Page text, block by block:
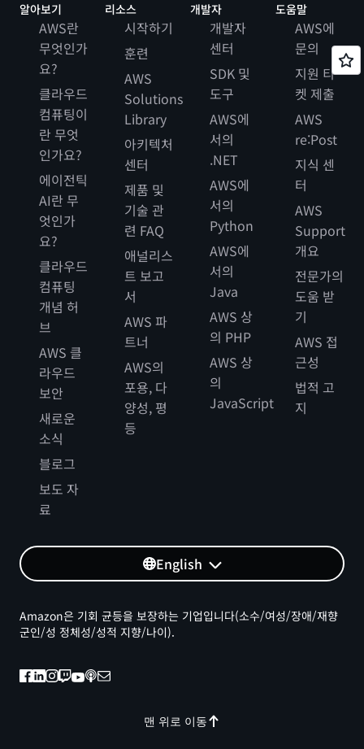
알아보기
AWS란
무엇인가
요?
클라우드
컴퓨팅이
란 무엇
인가요?
에이전틱
AI란 무
엇인가
요?
클라우드
컴퓨팅
개념 허
브
AWS 클
라우드
보안
새로운
소식
블로그
보도 자
료
리소스
시작하기
훈련
AWS
Solutions
Library
아키텍처
센터
제품 및
기술 관
련 FAQ
애널리스
트 보고
서
AWS 파
트너
AWS의
포용, 다
양성, 평
등
개발자
개발자
센터
SDK 및
도구
AWS에
서의
.NET
AWS에
서의
Python
AWS에
서의
Java
AWS 상
의 PHP
AWS 상
의
JavaScript
도움말
AWS에
문의
지원 티
켓 제출
AWS
re:Post
지식 센
터
AWS
Support
개요
전문가의
도움 받
기
AWS 접
근성
법적 고
지
English
맨 위로 이동
Amazon은 기회 균등을 보장하는 기업입니다(소수/여성/장애/재향
군인/성 정체성/성적 지향/나이).